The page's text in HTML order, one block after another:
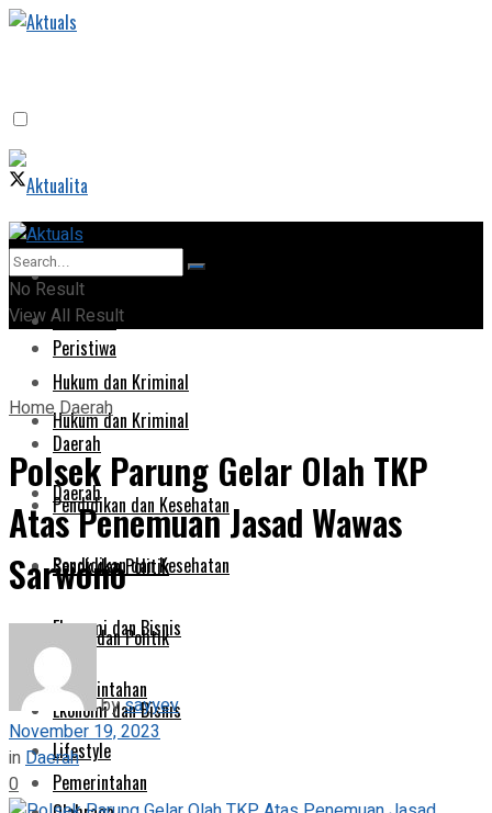
Home
Peristiwa
Hukum dan Kriminal
Daerah
Pendidikan dan Kesehatan
Sosok dan Politik
Ekonomi dan Bisnis
Pemerintahan
Lifestyle
Home
Peristiwa
Hukum dan Kriminal
Daerah
Pendidikan dan Kesehatan
Sosok dan Politik
Ekonomi dan Bisnis
Pemerintahan
No Result
View All Result
HomeDaerah
Polsek Parung Gelar Olah TKP
Atas Penemuan Jasad Wawas
Sarwono
bysayyev
November 19, 2023
inDaerah
0